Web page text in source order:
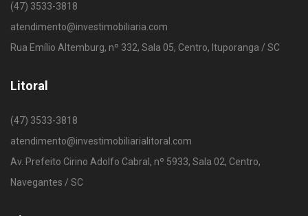
(47) 3533-3818
atendimento@investimobiliaria.com
Rua Emílio Altemburg, nº 332, Sala 05, Centro, Ituporanga / SC
Litoral
(47) 3533-3818
atendimento@investimobiliarialitoral.com
Av. Prefeito Cirino Adolfo Cabral, nº 5933, Sala 02, Centro,
Navegantes / SC